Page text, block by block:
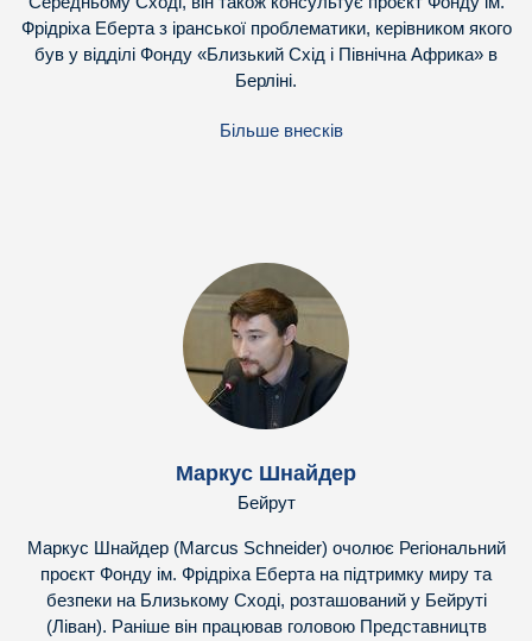
Фрідріха Еберта з іранської проблематики, керівником якого
був у відділі Фонду «Близький Схід і Північна Африка» в
Берліні.
Більше внесків
Маркус Шнайдер
Бейрут
Маркус Шнайдер (Marcus Schneider) очолює Регіональний
проєкт Фонду ім. Фрідріха Еберта на підтримку миру та
безпеки на Близькому Сході, розташований у Бейруті
(Ліван). Раніше він працював головою Представництв